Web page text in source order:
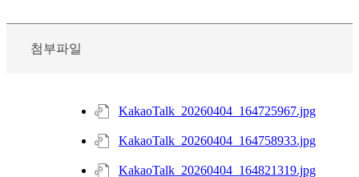
첨부파일
KakaoTalk_20260404_164725967.jpg
KakaoTalk_20260404_164758933.jpg
KakaoTalk_20260404_164821319.jpg